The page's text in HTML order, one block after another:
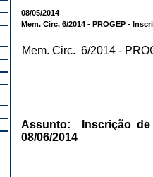
08/05/2014
Mem. Circ. 6/2014 - PROGEP -
Mem. Circ. 6/2014 -
Assunto: Inscrição
08/06/2014